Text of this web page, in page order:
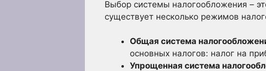
Выбор системы налогообложения –
существует несколько режимов
Общая система
основных налогов: налог на
Упрощенная система